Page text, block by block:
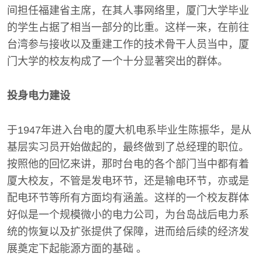
间担任福建省主席，在其人事网络里，厦门大学毕业
的学生占据了相当一部分的比重。这样一来，在前往
台湾参与接收以及重建工作的技术骨干人员当中，厦
门大学的校友构成了一个十分显著突出的群体。
投身电力建设
于1947年进入台电的厦大机电系毕业生陈振华，是从
基层实习员开始做起的，最终做到了总经理的职位。
按照他的回忆来讲，那时台电的各个部门当中都有着
厦大校友，不管是发电环节，还是输电环节，亦或是
配电环节等所有方面均有涵盖。这样的一个校友群体
好似是一个规模微小的电力公司，为台岛战后电力系
统的恢复以及扩张提供了保障，进而给后续的经济发
展奠定下起能源方面的基础 。